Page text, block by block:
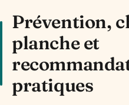
Prévention,
planche et
pratiques